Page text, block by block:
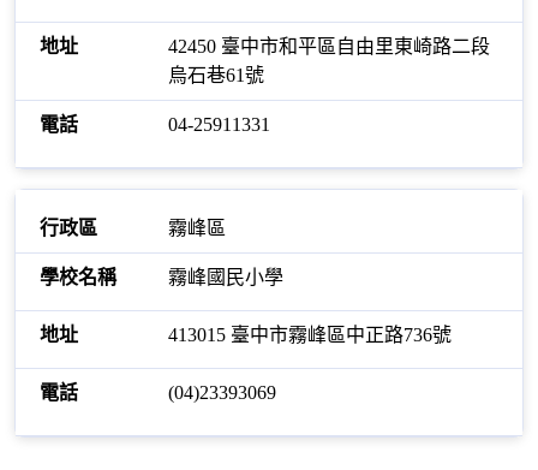
42450 臺中市和平區自由里東崎路二段
烏石巷61號
04-25911331
霧峰區
霧峰國民小學
413015 臺中市霧峰區中正路736號
(04)23393069